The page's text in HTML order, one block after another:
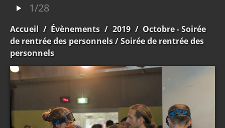
1/28
Accueil / Évènements / 2019 / Octobre - Soirée
de rentrée des personnels/ Soirée de rentrée des
personnels